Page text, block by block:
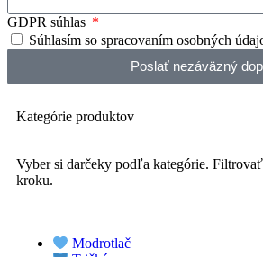
GDPR súhlas
Súhlasím so spracovaním osobných
Poslať nezáväzný
Kategórie produktov
Vyber si darčeky podľa kategórie.
kroku.
Modrotlač